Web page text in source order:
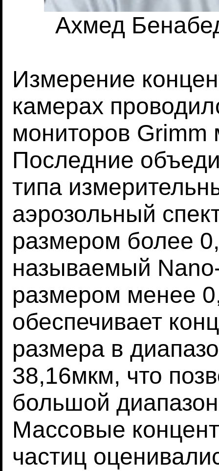
Ахмед
Измерение
камерах
мониторов Grimm
Последние
типа
аэрозольный
размером более
называемый
размером менее
обеспечивает
размера в
38,16мкм, что
большой
Массовые
частиц